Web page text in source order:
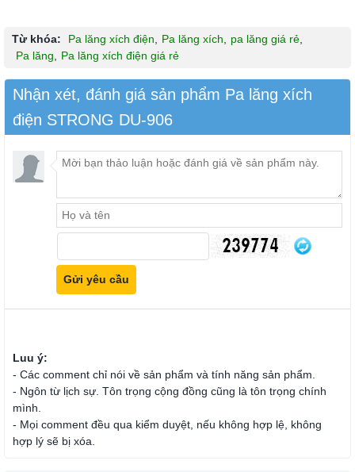
Từ khóa: Pa lăng xích điện Pa lăng xích pa lăng giá rẻ
Pa lăng
Pa lăng xích điện giá rẻ
Nhận xét, đánh giá sản phẩm Pa lăng xích
điện STRONG DU-906
Luu ý:
- Các comment chỉ nói về sản phẩm và tính năng sản phẩm.
- Ngôn từ lịch sự. Tôn trọng cộng đồng cũng là tôn trọng chính
mình.
- Mọi comment đều qua kiểm duyệt, nếu không hợp lệ, không
hợp lý sẽ bị xóa.